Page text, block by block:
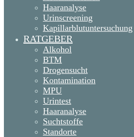
Haaranalyse
Urinscreening
Kapillarblutuntersuchung
RATGEBER
Alkohol
BTM
Drogensucht
Kontamination
MPU
Urintest
Haaranalyse
Suchtstoffe
Standorte